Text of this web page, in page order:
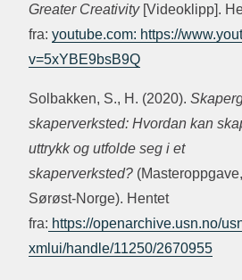
Greater Creativity [Videoklipp].
fra: youtube.com: https://
v=5xYBE9bsB9Q
Solbakken, S., H. (2020).
skaperverksted: Hvordan kan
uttrykk og utfolde seg i et
skaperverksted?
Sørøst-Norge). Hentet
fra: https://openarchive.usn.no/
xmlui/handle/11250/2670955